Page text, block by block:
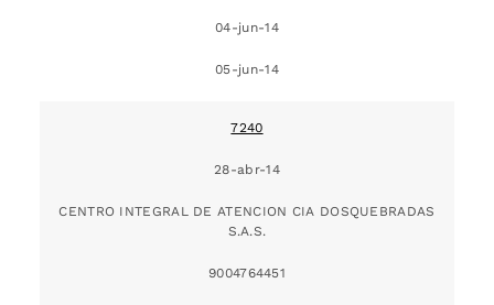
04-jun-14
05-jun-14
7240
28-abr-14
CENTRO INTEGRAL DE ATENCION CIA DOSQUEBRADAS
S.A.S.
9004764451